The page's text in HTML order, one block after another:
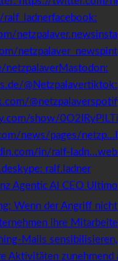
Agentic AI CEO Ultimo